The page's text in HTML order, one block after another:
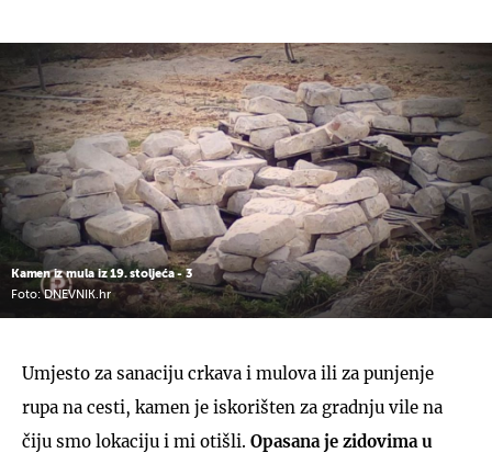
Kamen iz mula iz 19. stoljeća - 3
Foto: DNEVNIK.hr
Umjesto za sanaciju crkava i mulova ili za punjenje
rupa na cesti, kamen je iskorišten za gradnju vile na
čiju smo lokaciju i mi otišli. Opasana je zidovima u